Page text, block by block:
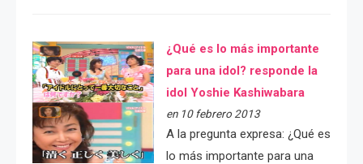
¿Qué es lo más importante
para una idol? responde la
idol Yoshie Kashiwabara
en 10 febrero 2013
A la pregunta expresa: ¿Qué es
lo más importante para una